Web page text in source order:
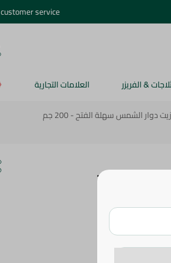
customer service
& الفريزر العلامات التجارية
الشمس سهلة الفتح - 200 جم
سهلة الفتح -